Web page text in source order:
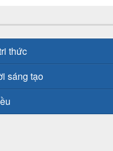
thức
sáng tạo